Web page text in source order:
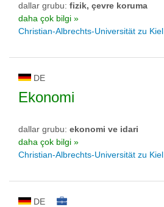
dallar grubu: fizik, çevre koruma
daha çok bilgi »
Christian-Albrechts-Universität zu Kiel
DE
Ekonomi
dallar grubu: ekonomi ve idari
daha çok bilgi »
Christian-Albrechts-Universität zu Kiel
DE